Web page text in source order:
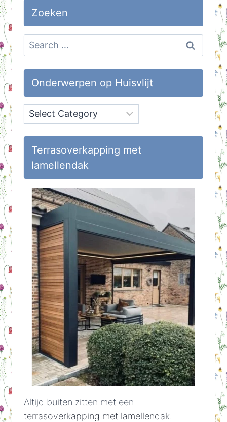
Zoeken
Search
for:
Onderwerpen op Huisvlijt
Onderwerpen
op
Huisvlijt
Terrasoverkapping met
lamellendak
Altijd buiten zitten met een
terrasoverkapping met lamellendak.